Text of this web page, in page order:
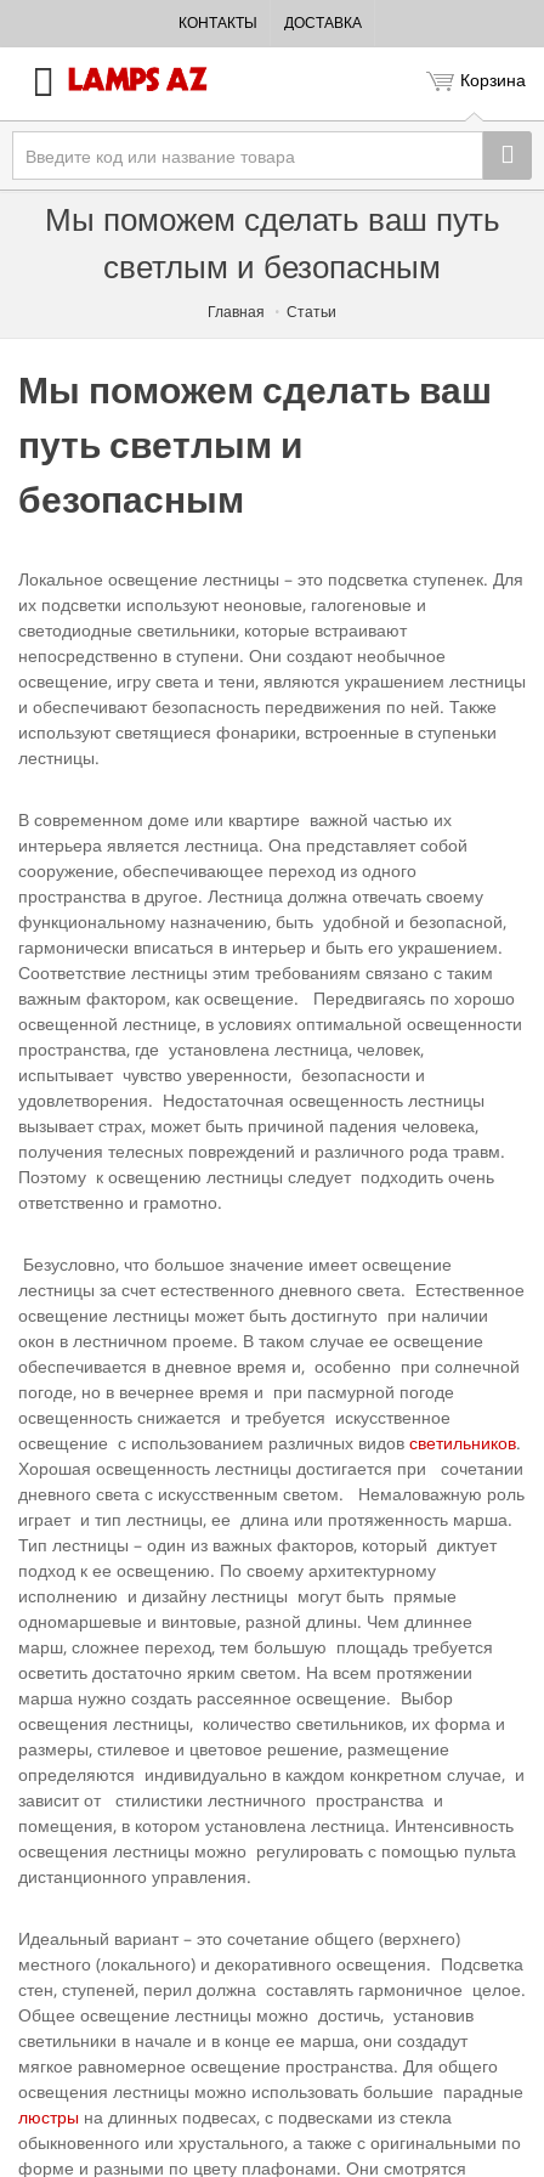
КОНТАКТЫ ДОСТАВКА
Корзина
Мы поможем сделать ваш путь
светлым и безопасным
Главная Статьи
Мы поможем сделать ваш
путь светлым и
безопасным
Локальное освещение лестницы – это подсветка ступенек. Для
их подсветки используют неоновые, галогеновые и
светодиодные светильники, которые встраивают
непосредственно в ступени. Они создают необычное
освещение, игру света и тени, являются украшением лестницы
и обеспечивают безопасность передвижения по ней. Также
используют светящиеся фонарики, встроенные в ступеньки
лестницы.
В современном доме или квартире важной частью их
интерьера является лестница. Она представляет собой
сооружение, обеспечивающее переход из одного
пространства в другое. Лестница должна отвечать своему
функциональному назначению, быть удобной и безопасной,
гармонически вписаться в интерьер и быть его украшением.
Соответствие лестницы этим требованиям связано с таким
важным фактором, как освещение. Передвигаясь по хорошо
освещенной лестнице, в условиях оптимальной освещенности
пространства, где установлена лестница, человек,
испытывает чувство уверенности, безопасности и
удовлетворения. Недостаточная освещенность лестницы
вызывает страх, может быть причиной падения человека,
получения телесных повреждений и различного рода травм.
Поэтому к освещению лестницы следует подходить очень
ответственно и грамотно.
Безусловно, что большое значение имеет освещение
лестницы за счет естественного дневного света. Естественное
освещение лестницы может быть достигнуто при наличии
окон в лестничном проеме. В таком случае ее освещение
обеспечивается в дневное время и, особенно при солнечной
погоде, но в вечернее время и при пасмурной погоде
освещенность снижается и требуется искусственное
освещение с использованием различных видов светильников.
Хорошая освещенность лестницы достигается при сочетании
дневного света с искусственным светом. Немаловажную роль
играет и тип лестницы, ее длина или протяженность марша.
Тип лестницы – один из важных факторов, который диктует
подход к ее освещению. По своему архитектурному
исполнению и дизайну лестницы могут быть прямые
одномаршевые и винтовые, разной длины. Чем длиннее
марш, сложнее переход, тем большую площадь требуется
осветить достаточно ярким светом. На всем протяжении
марша нужно создать рассеянное освещение. Выбор
освещения лестницы, количество светильников, их форма и
размеры, стилевое и цветовое решение, размещение
определяются индивидуально в каждом конкретном случае, и
зависит от стилистики лестничного пространства и
помещения, в котором установлена лестница. Интенсивность
освещения лестницы можно регулировать с помощью пульта
дистанционного управления.
Идеальный вариант – это сочетание общего (верхнего)
местного (локального) и декоративного освещения. Подсветка
стен, ступеней, перил должна составлять гармоничное целое.
Общее освещение лестницы можно достичь, установив
светильники в начале и в конце ее марша, они создадут
мягкое равномерное освещение пространства. Для общего
освещения лестницы можно использовать большие парадные
люстры на длинных подвесах, с подвесками из стекла
обыкновенного или хрустального, а также с оригинальными по
форме и разными по цвету плафонами. Они смотрятся